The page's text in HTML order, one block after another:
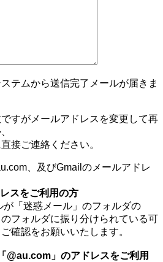
テムから送信完了メールが届きま
すがメールアドレスを変更して再
接ご連絡ください。
、及びGmailのメールアドレ
スをご利用の方
が「迷惑メール」のフォルダの
フォルダに振り分けられている可
確認をお願いいたします。
@au.com」のアドレスをご利用